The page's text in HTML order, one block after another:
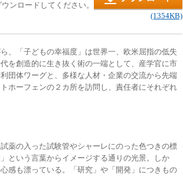
ンロードしてください。
(1354KB)
、「子どもの幸福度」は世界一、欧米屈指の低失
を創造的に生き抜く術の一端として、産学官に市
団体ワーグと、多様な人材・企業の交流から先端
ホーフェンの２カ所を訪問し、責任者にそれぞれ
薬の入った試験管やシャーレにのった色つきの標
いう言葉からイメージする通りの光景。しか
感も漂っている。「研究」や「開発」につきもの